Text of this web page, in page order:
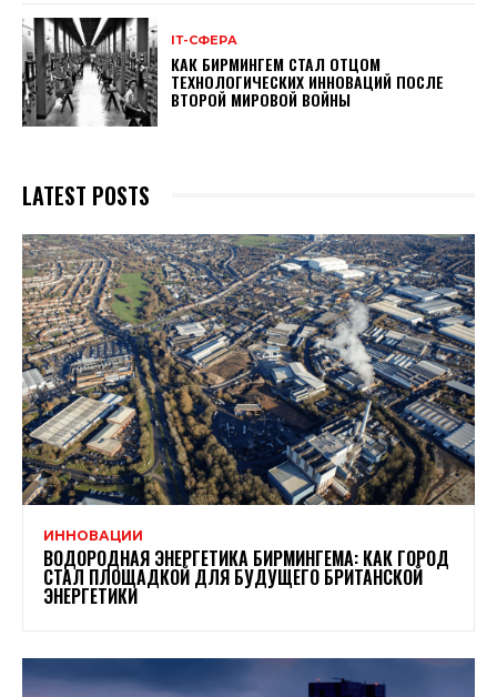
ІТ-СФЕРА
КАК БИРМИНГЕМ СТАЛ ОТЦОМ
ТЕХНОЛОГИЧЕСКИХ ИННОВАЦИЙ ПОСЛЕ
ВТОРОЙ МИРОВОЙ ВОЙНЫ
LATEST POSTS
ИННОВАЦИИ
ВОДОРОДНАЯ ЭНЕРГЕТИКА БИРМИНГЕМА: КАК ГОРОД
СТАЛ ПЛОЩАДКОЙ ДЛЯ БУДУЩЕГО БРИТАНСКОЙ
ЭНЕРГЕТИКИ